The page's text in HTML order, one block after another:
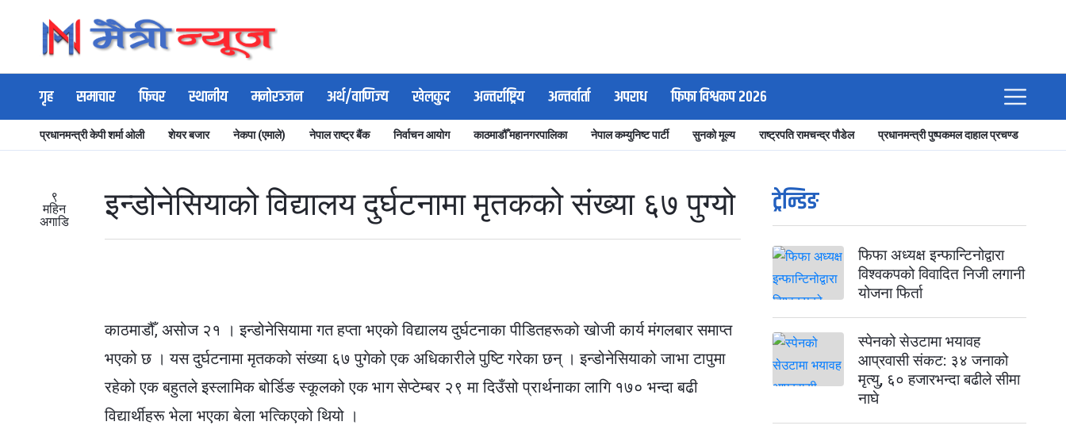
गृह समाचार फिचर स्थानीय मनोरञ्जन अर्थ/वाणिज्य खेलकुद अन्तर्राष्ट्रिय अन्तर्वार्ता अपराध फिफा विश्वकप २०२६
प्रधानमन्त्री केपी शर्मा ओली शेयर बजार नेकपा (एमाले) नेपाल राष्ट्र बैंक निर्वाचन आयोग काठमाडौँ महानगरपालिका नेपाल कम्युनिष्ट पार्टी सुनको मूल्य राष्ट्रपति रामचन्द्र पौडेल प्रधानमन्त्री पुष्पकमल दाहाल प्रचण्ड
९
महिन
अगाडि
इन्डोनेसियाको विद्यालय दुर्घटनामा मृतकको संख्या ६७ पुग्यो
काठमाडौँ, असोज २१ ।इन्डोनेसियामा गत हप्ता भएको विद्यालय दुर्घटनाका पीडितहरूको खोजी कार्य मंगलबार समाप्त
भएको छ । यस दुर्घटनामा मृतकको संख्या ६७ पुगेको एक अधिकारीले पुष्टि गरेका छन् ।इन्डोनेसियाको जाभा टापुमा
रहेको एक बहुतले इस्लामिक बोर्डिङ स्कूलको एक भाग सेप्टेम्बर २९ मा दिउँसो प्रार्थनाका लागि १७० भन्दा बढी
विद्यार्थीहरू भेला भएका बेला भत्किएको थियो ।
ट्रेन्डिङ
फिफा अध्यक्ष इन्फान्टिनोद्वारा
विश्वकपको विवादित निजी लगानी
योजना फिर्ता
स्पेनको सेउटामा भयावह
आप्रवासी संकट: ३४ जनाको
मृत्यु, ६० हजारभन्दा बढीले सीमा
नाघे